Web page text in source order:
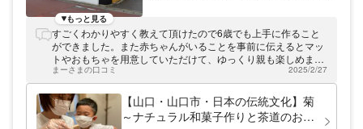
内には古い建物ならではの雰囲気や庭木を生
かしたいわゆる「映えスポット」が点在しま
す。手づくりしたナチュラル和菓子を撮るも
良し、着物姿を写すも良し。思うままにお楽
しみください。 また、「LAWAKU」では、
「パワースポットめぐり」や「史跡めぐり」
など湯田温泉の楽しみ方もご案内いたしま
す。ご希望の方はお声かけくださいませ。
もっと見る
すごくわかりやすく教えて頂けたので6歳でも上手に作ること
ができました。また赤ちゃんがいることを事前に伝えるとマッ
トやおもちゃを用意していただけて、ゆっくり親も楽しめまし
た。
まーさまの口コミ 2025/2/27
【山口・山口市・日本の伝統文化】菊
～ナチュラル和菓子作りと茶道のお気